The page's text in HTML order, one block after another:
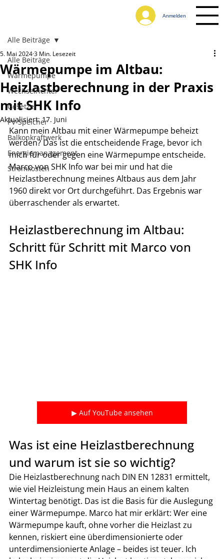
Anmelden
Alle Beiträge
Wärmepumpe
Wechselrichter
Gesetze
PV-Speicher
Balkonkraftwerk
Energiemanagement
Stromkosten
Alle Beiträge
Wärmepumpe im Altbau:
Heizlastberechnung in der Praxis
mit SHK Info
5. Mai 20243 Min. Lesezeit
Aktualisiert:17. Juni
Kann mein Altbau mit einer Wärmepumpe beheizt
werden? Das ist die entscheidende Frage, bevor ich
mich für oder gegen eine Wärmepumpe entscheide.
Marco von SHK Info war bei mir und hat die
Heizlastberechnung meines Altbaus aus dem Jahr
1960 direkt vor Ort durchgeführt. Das Ergebnis war
überraschender als erwartet.
Heizlastberechnung im Altbau:
Schritt für Schritt mit Marco von
SHK Info
▶ Auf YouTube ansehen
Was ist eine Heizlastberechnung
und warum ist sie so wichtig?
Die Heizlastberechnung nach DIN EN 12831 ermittelt,
wie viel Heizleistung mein Haus an einem kalten
Wintertag benötigt. Das ist die Basis für die Auslegung
einer Wärmepumpe. Marco hat mir erklärt: Wer eine
Wärmepumpe kauft, ohne vorher die Heizlast zu
kennen, riskiert eine überdimensionierte oder
unterdimensionierte Anlage – beides ist teuer. Ich